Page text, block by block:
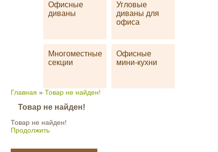
Офисные
диваны
Угловые
диваны для
офиса
Многоместные
секции
Офисные
мини-кухни
Главная » Товар не найден!
Товар не найден!
Товар не найден!
Продолжить